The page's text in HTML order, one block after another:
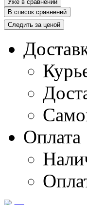
Уже в сравнении
В список сравнений
Следить за ценой
Оплата